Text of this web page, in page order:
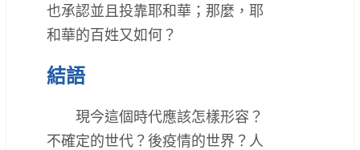
也承認並且投靠耶和華；那麼，耶
和華的百姓又如何？
結語
現今這個時代應該怎樣形容？
不確定的世代？後疫情的世界？人